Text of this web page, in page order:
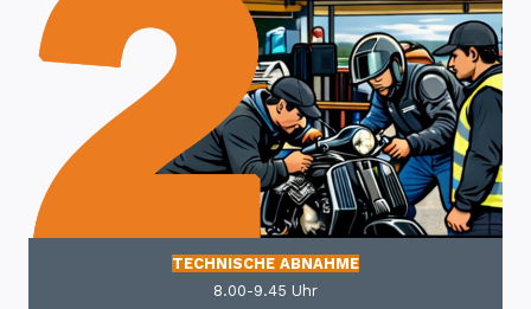
TECHNISCHE ABNAHME
8.00-9.45 Uhr